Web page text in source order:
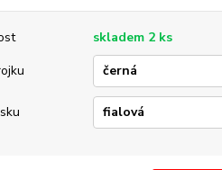
skladem 2 ks